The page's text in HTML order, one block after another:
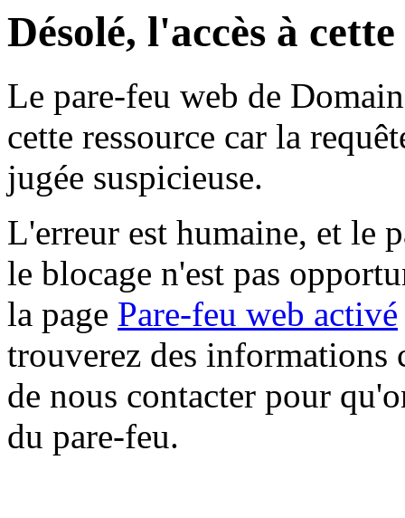
Désolé, l'accès à
Le pare-feu web de
cette ressource car la
jugée suspicieuse.
L'erreur est humaine, et le
le blocage n'est pas
la page Pare-feu web activé
trouverez des informations
de nous contacter pour
du pare-feu.